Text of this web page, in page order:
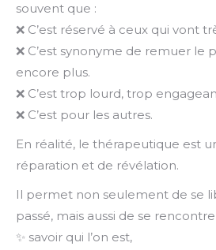
souvent que :
❌ C’est réservé à ceux qui vont
❌ C’est synonyme de remuer le
encore plus.
❌ C’est trop lourd, trop
❌ C’est pour les autres.
En réalité, le thérapeutique est
réparation et de révélation.
Il permet non seulement de se
passé, mais aussi de se
✨ savoir qui l’on est,